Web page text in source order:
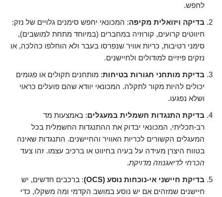
לחפש.
בדיקה ויזואלית מקיפה: המכונאי יחפש סימנים גלויים של נזק:
חיווטים קרועים, קורוזיה במחברים (במיוחד מתחת למושבים),
סימני רטיבות, כריות אוויר שנפרסו בעבר ולא הוחלפו כהלכה, או
נזקים פיזיים למודולים ולחיישנים.
בדיקת מותחני חגורות בטיחות: מותחנים תקולים או פגומים
יכולים להיות מקור לתקלה. המכונאי יוודא שהם פועלים כראוי
ושלא נפגעו.
בדיקת התנגדות חשמלית במעגלים: באמצעות מד
רב-תכליתי, המכונאי יבדוק את ההתנגדות החשמלית בכל
המעגלים הקשורים לכריות האוויר והחיישנים. התנגדות שאינה
בטווח היצרן מעידה על בעיה בחיווט או ברכיב עצמו. זהו צעד
הכרחי לדיאגנוזה מדויקת.
בדיקת חיישני אי-נוכחות נוסע (OCS)
: ברכבים חדשים, יש
חיישנים שמזהים אם יש נוסע במושב הקדמי ומה משקלו, כדי